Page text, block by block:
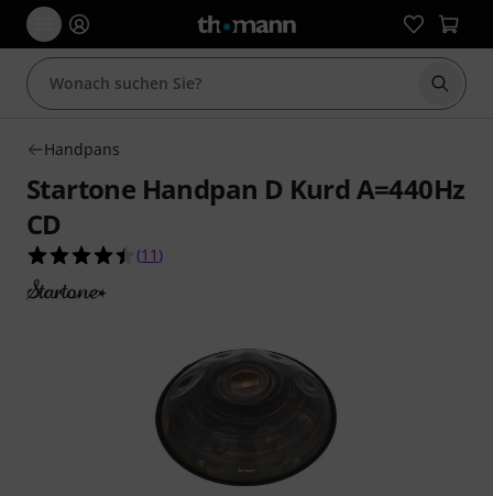
Suche
Handpans
Startone Handpan D Kurd A=440Hz
CD
4.5 von 5 Sternen aus 11 Kundenbewertungen
(11 )